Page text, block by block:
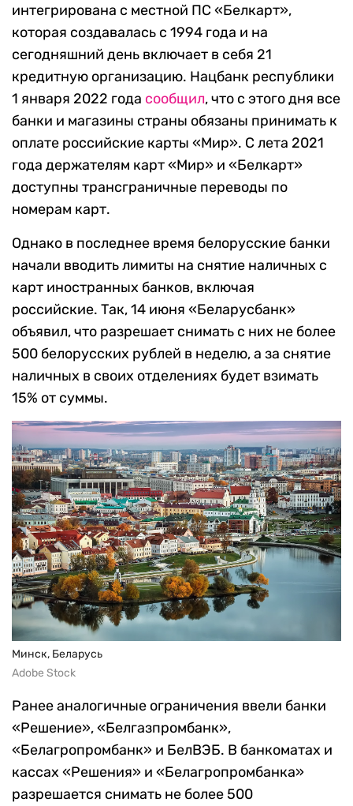
интегрирована с местной ПС «Белкарт»,
которая создавалась с 1994 года и на
сегодняшний день включает в себя 21
кредитную организацию. Нацбанк республики
1 января 2022 года сообщил, что с этого дня все
банки и магазины страны обязаны принимать к
оплате российские карты «Мир». С лета 2021
года держателям карт «Мир» и «Белкарт»
доступны трансграничные переводы по
номерам карт.
Однако в последнее время белорусские банки
начали вводить лимиты на снятие наличных с
карт иностранных банков, включая
российские. Так, 14 июня «Беларусбанк»
объявил, что разрешает снимать с них не более
500 белорусских рублей в неделю, а за снятие
наличных в своих отделениях будет взимать
15% от суммы.
Минск, Беларусь
Adobe Stock
Ранее аналогичные ограничения ввели банки
«Решение», «Белгазпромбанк»,
«Белагропромбанк» и БелВЭБ. В банкоматах и
кассах «Решения» и «Белагропромбанка»
разрешается снимать не более 500